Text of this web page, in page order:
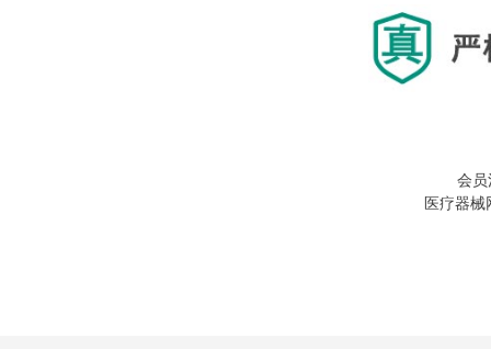
会
医疗器